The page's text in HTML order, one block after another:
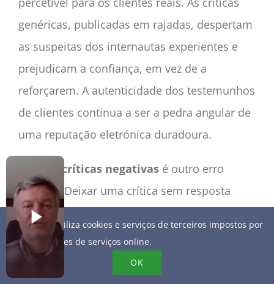
genéricas, publicadas em rajadas, despertam
as suspeitas dos internautas experientes e
prejudicam a confiança, em vez de a
reforçarem. A autenticidade dos testemunhos
de clientes continua a ser a pedra angular de
uma reputação eletrónica duradoura.
Ignorar críticas negativas é outro erro
comum. Deixar uma crítica sem resposta
sugere uma falta de interesse na satisfação
do cliente ou uma incapacidade de assumir
responsabilidades. Os potenciais clientes que
consultam as críticas prestam especial
Este site utiliza cookies e serviços de terceiros impostos por
fornecedores de serviços online.
OK